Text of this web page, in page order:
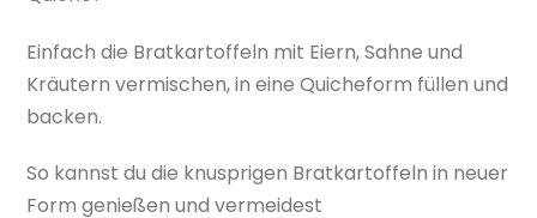
Einfach die Bratkartoffeln mit Eiern, Sahne und
Kräutern vermischen, in eine Quicheform füllen und
backen.
So kannst du die knusprigen Bratkartoffeln in neuer
Form genießen und vermeidest